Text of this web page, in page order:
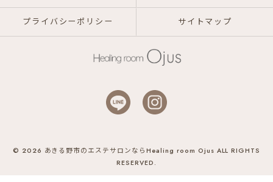
プライバシーポリシー サイトマップ
© 2026 あきる野市のエステサロンならHealing room Ojus ALL RIGHTS
RESERVED.